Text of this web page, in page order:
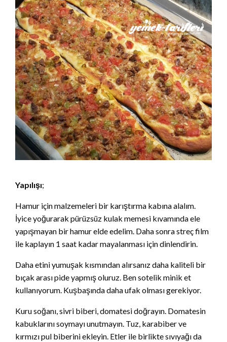
Yapılışı;
Hamur için malzemeleri bir karıştırma kabına alalım.
İyice yoğurarak pürüzsüz kulak memesi kıvamında ele
yapışmayan bir hamur elde edelim. Daha sonra streç film
ile kaplayın 1 saat kadar mayalanması için dinlendirin.
Daha etini yumuşak kısmından alırsanız daha kaliteli bir
bıçak arası pide yapmış oluruz. Ben sotelik minik et
kullanıyorum. Kuşbaşında daha ufak olması gerekiyor.
Kuru soğanı, sivri biberi, domatesi doğrayın. Domatesin
kabuklarını soymayı unutmayın. Tuz, karabiber ve
kırmızı pul biberini ekleyin. Etler ile birlikte sıvıyağı da